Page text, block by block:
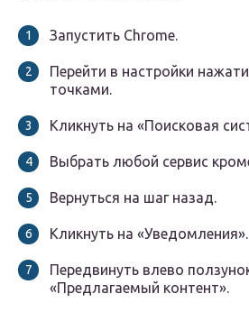
Запустить Chrome.
Перейти в настройки
точками.
Кликнуть на «Поисковая
Выбрать любой сервис
Вернуться на шаг назад.
Кликнуть на «Уведомления».
Передвинуть влево
«Предлагаемый контент».